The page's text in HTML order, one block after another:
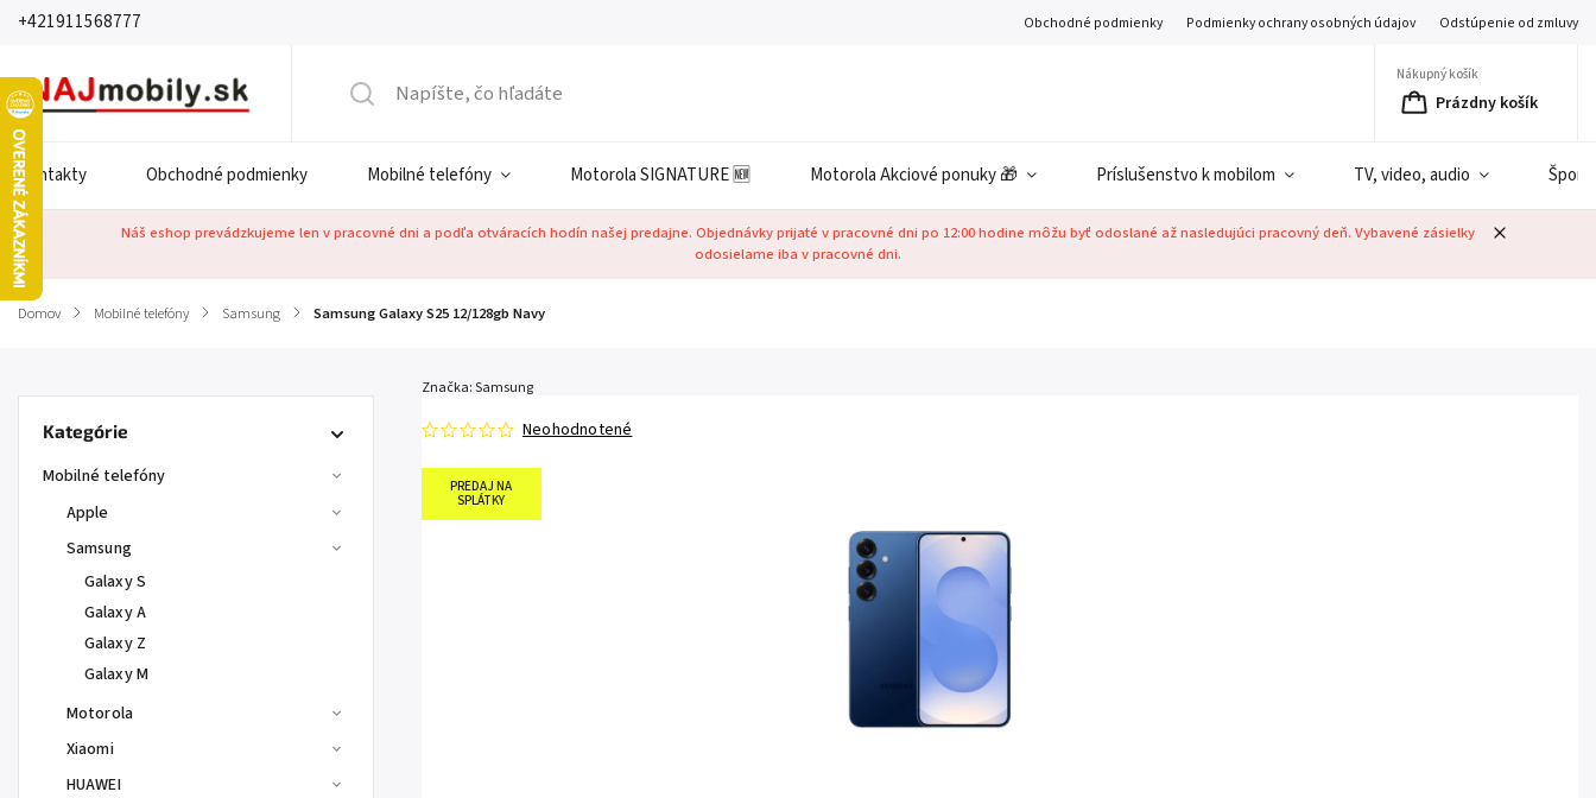
+421911568777 Obchodné podmienky Podmienky ochrany osobných údajov Odstúpenie od zmluvy
Nákupný košík
Prázdny košík
Kontakty Obchodné podmienky Mobilné telefóny Motorola SIGNATURE 🆕 Motorola Akciové ponuky 🎁 Príslušenstvo k mobilom TV, video, audio Šport
Náš eshop prevádzkujeme len v pracovné dni a podľa otváracích hodín našej predajne. Objednávky prijaté v pracovné dni po 12:00 hodine môžu byť odoslané až nasledujúci pracovný deň. Vybavené zásielky
odosielame iba v pracovné dni.
Domov / Mobilné telefóny / Samsung / Samsung Galaxy S25 12/128gb Navy
Kategórie
Mobilné telefóny
Apple
Samsung
Galaxy S
Galaxy A
Galaxy Z
Galaxy M
Motorola
Xiaomi
HUAWEI
PREDAJ NA
SPLÁTKY
Neohodnotené
Značka:Samsung